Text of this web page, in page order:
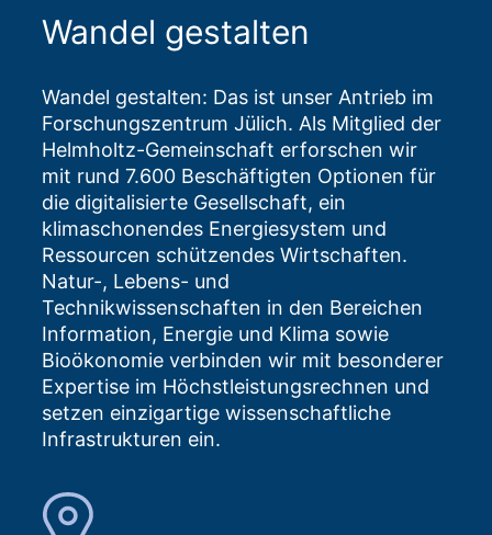
Wandel gestalten
Wandel gestalten: Das ist unser Antrieb im
Forschungszentrum Jülich. Als Mitglied der
Helmholtz-Gemeinschaft erforschen wir
mit rund 7.600 Beschäftigten Optionen für
die digitalisierte Gesellschaft, ein
klimaschonendes Energiesystem und
Ressourcen schützendes Wirtschaften.
Natur-, Lebens- und
Technikwissenschaften in den Bereichen
Information, Energie und Klima sowie
Bioökonomie verbinden wir mit besonderer
Expertise im Höchstleistungsrechnen und
setzen einzigartige wissenschaftliche
Infrastrukturen ein.